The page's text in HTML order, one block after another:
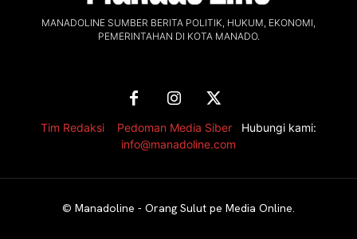
MANADOLINE SUMBER BERITA POLITIK, HUKUM, EKONOMI,
PEMERINTAHAN DI KOTA MANADO.
Tim Redaksi Pedoman Media Siber
Hubungi kami:
info@manadoline.com
© Manadoline - Orang Sulut pe Media Online.